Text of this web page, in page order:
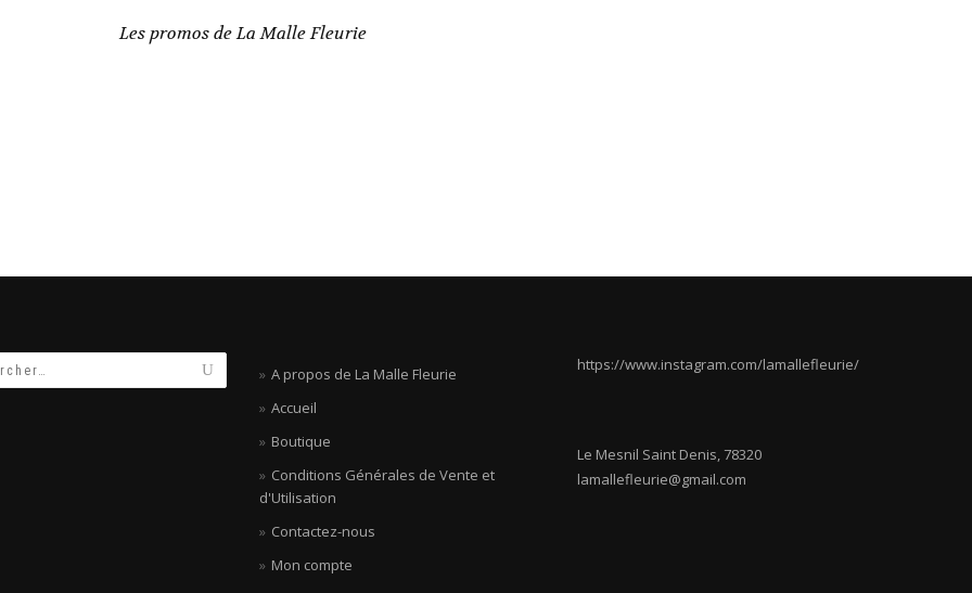
Les promos de La Malle Fleurie
A propos de La Malle Fleurie
Accueil
Boutique
Conditions Générales de Vente et
d'Utilisation
Contactez-nous
Mon compte
https://www.instagram.com/lamallefleurie/
Le Mesnil Saint Denis,78320
lamallefleurie@gmail.com